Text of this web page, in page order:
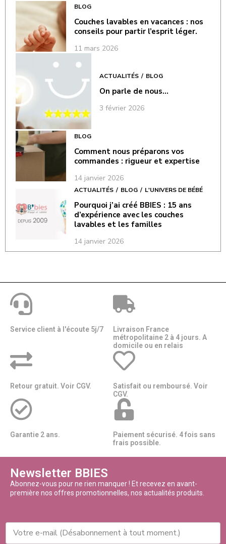
BLOG
Couches lavables en vacances : nos
conseils pour partir l’esprit léger.
11 mars 2026
ACTUALITÉS BLOG
On parle de nous…
3 février 2026
BLOG
Comment nous préparons vos
commandes : rigueur et expertise
14 janvier 2026
ACTUALITÉS BLOG L'UNIVERS DE BÉBÉ
Pourquoi j’ai créé BBIES : 15 ans
d’expérience avec les couches
lavables et les familles
14 janvier 2026
Service client à l'écoute 5j/7
Livraison France
métropolitaine 2 à 4 jours. A
domicile ou en relais​​
Retour gratuit. Voir CGV.
Satisfait ou remboursé. Voir
CGV.
Garantie 2 ans.
Paiement sécurisé. 4 fois sans
frais possible.
Newsletter BBIES
Abonnez-vous pour ne rien manquer ! Et recevez en avant-
première nos offres promotionnelles, nos actualités produits.